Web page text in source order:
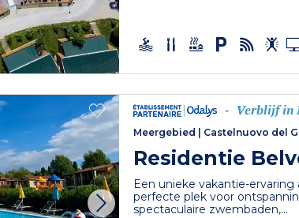
- Verblijf in
Meergebied Castelnuovo del
Residentie
Een unieke vakantie-ervaring
perfecte plek voor
spectaculaire zwembaden,...